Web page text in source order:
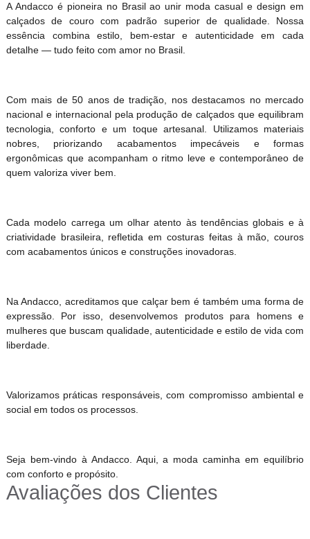
A Andacco é pioneira no Brasil ao unir moda casual e design em
calçados de couro com padrão superior de qualidade. Nossa
essência combina estilo, bem-estar e autenticidade em cada
detalhe — tudo feito com amor no Brasil.
Com mais de 50 anos de tradição, nos destacamos no mercado
nacional e internacional pela produção de calçados que equilibram
tecnologia, conforto e um toque artesanal. Utilizamos materiais
nobres, priorizando acabamentos impecáveis e formas
ergonômicas que acompanham o ritmo leve e contemporâneo de
quem valoriza viver bem.
Cada modelo carrega um olhar atento às tendências globais e à
criatividade brasileira, refletida em costuras feitas à mão, couros
com acabamentos únicos e construções inovadoras.
Na Andacco, acreditamos que calçar bem é também uma forma de
expressão. Por isso, desenvolvemos produtos para homens e
mulheres que buscam qualidade, autenticidade e estilo de vida com
liberdade.
Valorizamos práticas responsáveis, com compromisso ambiental e
social em todos os processos.
Seja bem-vindo à Andacco. Aqui, a moda caminha em equilíbrio
com conforto e propósito.
Avaliações dos Clientes